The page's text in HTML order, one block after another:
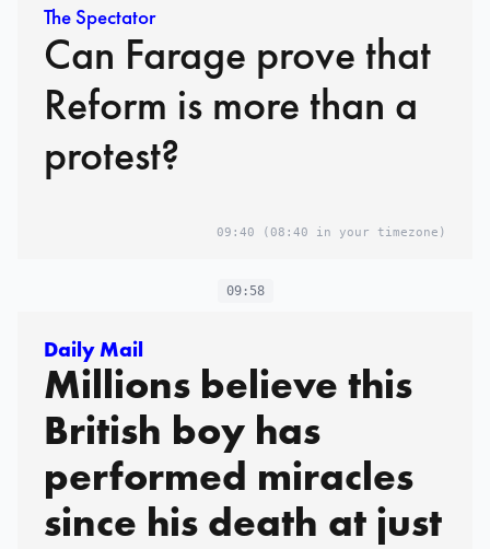
The Spectator
Can Farage prove that
Reform is more than a
protest?
09:40 (08:40 in your timezone)
09:58
Daily Mail
Millions believe this
British boy has
performed miracles
since his death at just